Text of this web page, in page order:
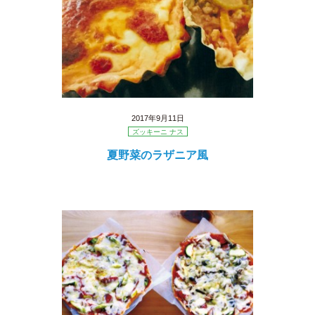
2017年9月11日
ズッキーニ ナス
夏野菜のラザニア風